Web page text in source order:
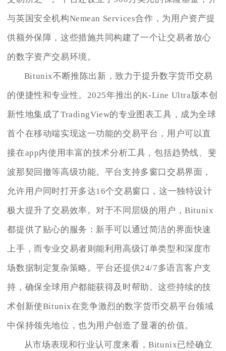
与英国安全机构Nemean Services合作，为用户资产提
供额外保障，这些措施共同构建了一个让交易者放心
的数字资产交易环境。
Bitunix不断推陈出新，致力于提升数字货币交易
的便捷性和专业性。2025年推出的K-Line Ultra版本创
新性地集成了TradingView的专业图表工具，成为全球
首个在移动端实现这一功能的交易平台，用户可以直
接在app内使用丰富的技术分析工具，包括趋势线、斐
波那契回撤等高级功能。平台支持多窗口交易界面，
允许用户同时打开多达16个交易窗口，这一独特设计
极大提升了交易效率。对于不同层级的用户，Bitunix
都提供了贴心的服务：新手可以通过简洁的界面快速
上手，而专业交易者则能利用高级订单类型和深度市
场数据制定复杂策略。平台还提供24/7多语言客户支
持，确保全球用户都能获得及时帮助。这些持续的技
术创新使Bitunix在竞争激烈的数字货币交易平台领域
中保持领先地位，也为用户创造了显著的价值。
从市场表现和行业认可度来看，Bitunix已经确立